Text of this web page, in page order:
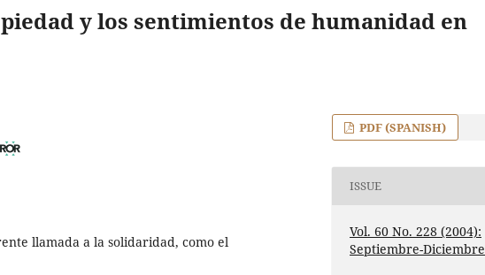
y los sentimientos de humanidad en
llamada a la solidaridad, como el
PDF (SPANISH)
ISSUE
Vol. 60 No. 228 (2004):
Septiembre-Diciembre